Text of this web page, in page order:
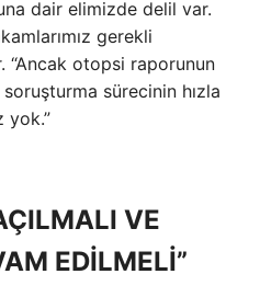
dair elimizde delil var.
gerekli
“Ancak otopsi raporunun
soruşturma sürecinin hızla
yok.”
VE
EDİLMELİ”